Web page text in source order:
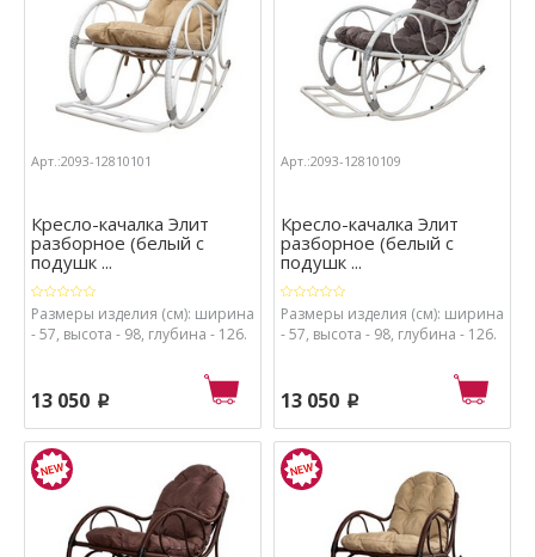
Арт.:2093-12810101
Кресло-качалка Элит
разборное (белый с
подушк ...
Размеры изделия (см): ширина
- 57, высота - 98, глубина - 126.
13 050 p
Арт.:2093-12810109
Кресло-качалка Элит
разборное (белый с
подушк ...
Размеры изделия (см): ширина
- 57, высота - 98, глубина - 126.
13 050 p